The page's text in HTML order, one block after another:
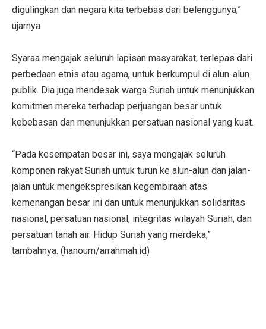
digulingkan dan negara kita terbebas dari belenggunya,”
ujarnya.
Syaraa mengajak seluruh lapisan masyarakat, terlepas dari
perbedaan etnis atau agama, untuk berkumpul di alun-alun
publik. Dia juga mendesak warga Suriah untuk menunjukkan
komitmen mereka terhadap perjuangan besar untuk
kebebasan dan menunjukkan persatuan nasional yang kuat.
“Pada kesempatan besar ini, saya mengajak seluruh
komponen rakyat Suriah untuk turun ke alun-alun dan jalan-
jalan untuk mengekspresikan kegembiraan atas
kemenangan besar ini dan untuk menunjukkan solidaritas
nasional, persatuan nasional, integritas wilayah Suriah, dan
persatuan tanah air. Hidup Suriah yang merdeka,”
tambahnya. (hanoum/arrahmah.id)